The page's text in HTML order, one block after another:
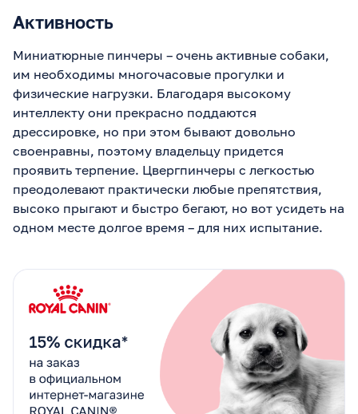
Активность
Миниатюрные пинчеры – очень активные собаки,
им необходимы многочасовые прогулки и
физические нагрузки. Благодаря высокому
интеллекту они прекрасно поддаются
дрессировке, но при этом бывают довольно
своенравны, поэтому владельцу придется
проявить терпение. Цвергпинчеры с легкостью
преодолевают практически любые препятствия,
высоко прыгают и быстро бегают, но вот усидеть на
одном месте долгое время – для них испытание.